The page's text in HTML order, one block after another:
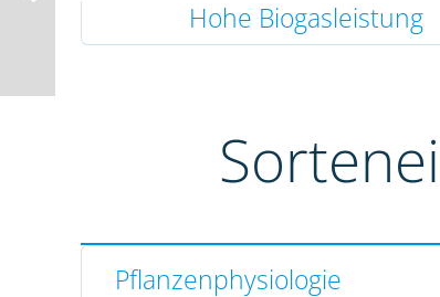
Hohe Biogasleistung
Pflanzenphysiologie